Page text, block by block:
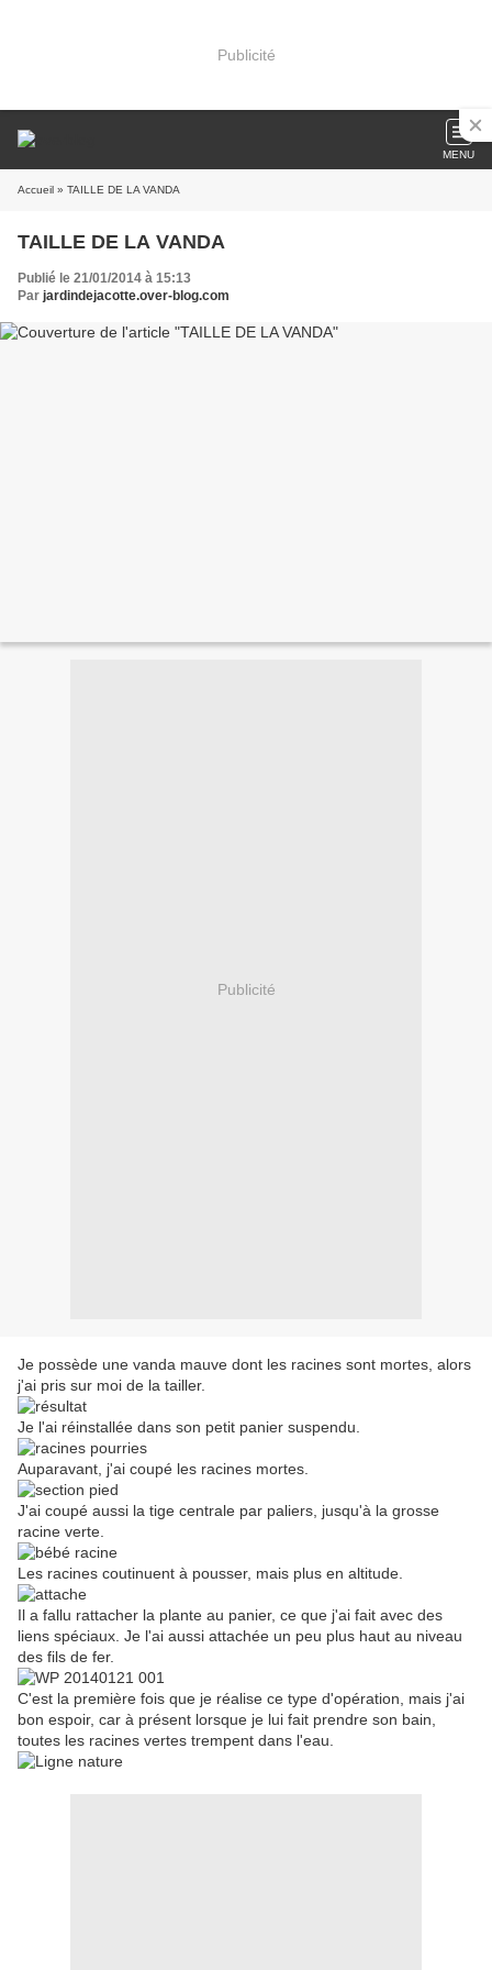
Publicité
MENU
Accueil » TAILLE DE LA VANDA
TAILLE DE LA VANDA
Publié le 21/01/2014 à 15:13
Par jardindejacotte.over-blog.com
Publicité
Je possède une vanda mauve dont les racines sont mortes, alors
j'ai pris sur moi de la tailler.
Je l'ai réinstallée dans son petit panier suspendu.
Auparavant, j'ai coupé les racines mortes.
J'ai coupé aussi la tige centrale par paliers, jusqu'à la grosse
racine verte.
Les racines coutinuent à pousser, mais plus en altitude.
Il a fallu rattacher la plante au panier, ce que j'ai fait avec des
liens spéciaux. Je l'ai aussi attachée un peu plus haut au niveau
des fils de fer.
C'est la première fois que je réalise ce type d'opération, mais j'ai
bon espoir, car à présent lorsque je lui fait prendre son bain,
toutes les racines vertes trempent dans l'eau.